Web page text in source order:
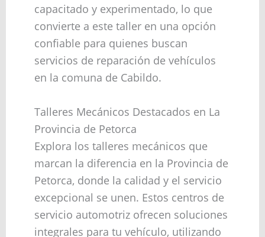
capacitado y experimentado, lo que
convierte a este taller en una opción
confiable para quienes buscan
servicios de reparación de vehículos
en la comuna de Cabildo.
Talleres Mecánicos Destacados en La
Provincia de Petorca
Explora los talleres mecánicos que
marcan la diferencia en la Provincia de
Petorca, donde la calidad y el servicio
excepcional se unen. Estos centros de
servicio automotriz ofrecen soluciones
integrales para tu vehículo, utilizando